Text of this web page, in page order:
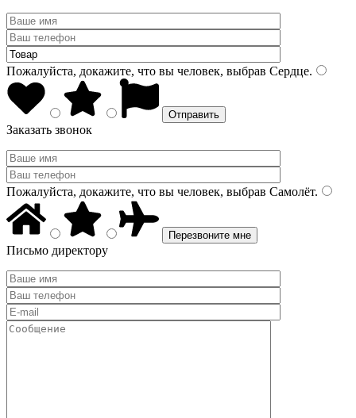
Пожалуйста, докажите, что вы человек, выбрав Сердце.
Заказать звонок
Пожалуйста, докажите, что вы человек, выбрав Самолёт.
Письмо директору